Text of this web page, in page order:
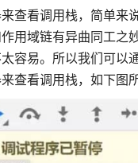
查看调用栈，简单来
用域链有异曲同工之
容易。所以我们可以
查看调用栈，如下图